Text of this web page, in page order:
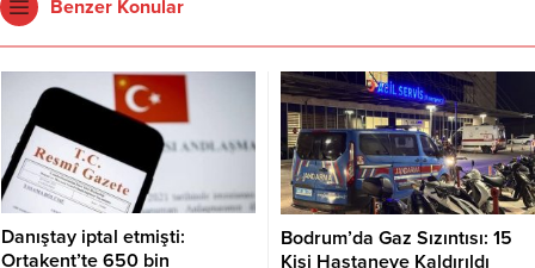
Benzer Konular
Danıştay iptal etmişti:
Ortakent’te 650 bin
Bodrum’da Gaz Sızıntısı: 15
Kişi Hastaneye Kaldırıldı